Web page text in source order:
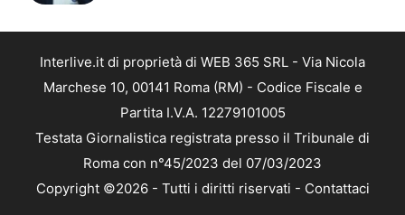
Interlive.it di proprietà di WEB 365 SRL - Via Nicola
Marchese 10, 00141 Roma (RM) - Codice Fiscale e
Partita I.V.A. 12279101005
Testata Giornalistica registrata presso il Tribunale di
Roma con n°45/2023 del 07/03/2023
Copyright ©2026 - Tutti i diritti riservati - Contattaci